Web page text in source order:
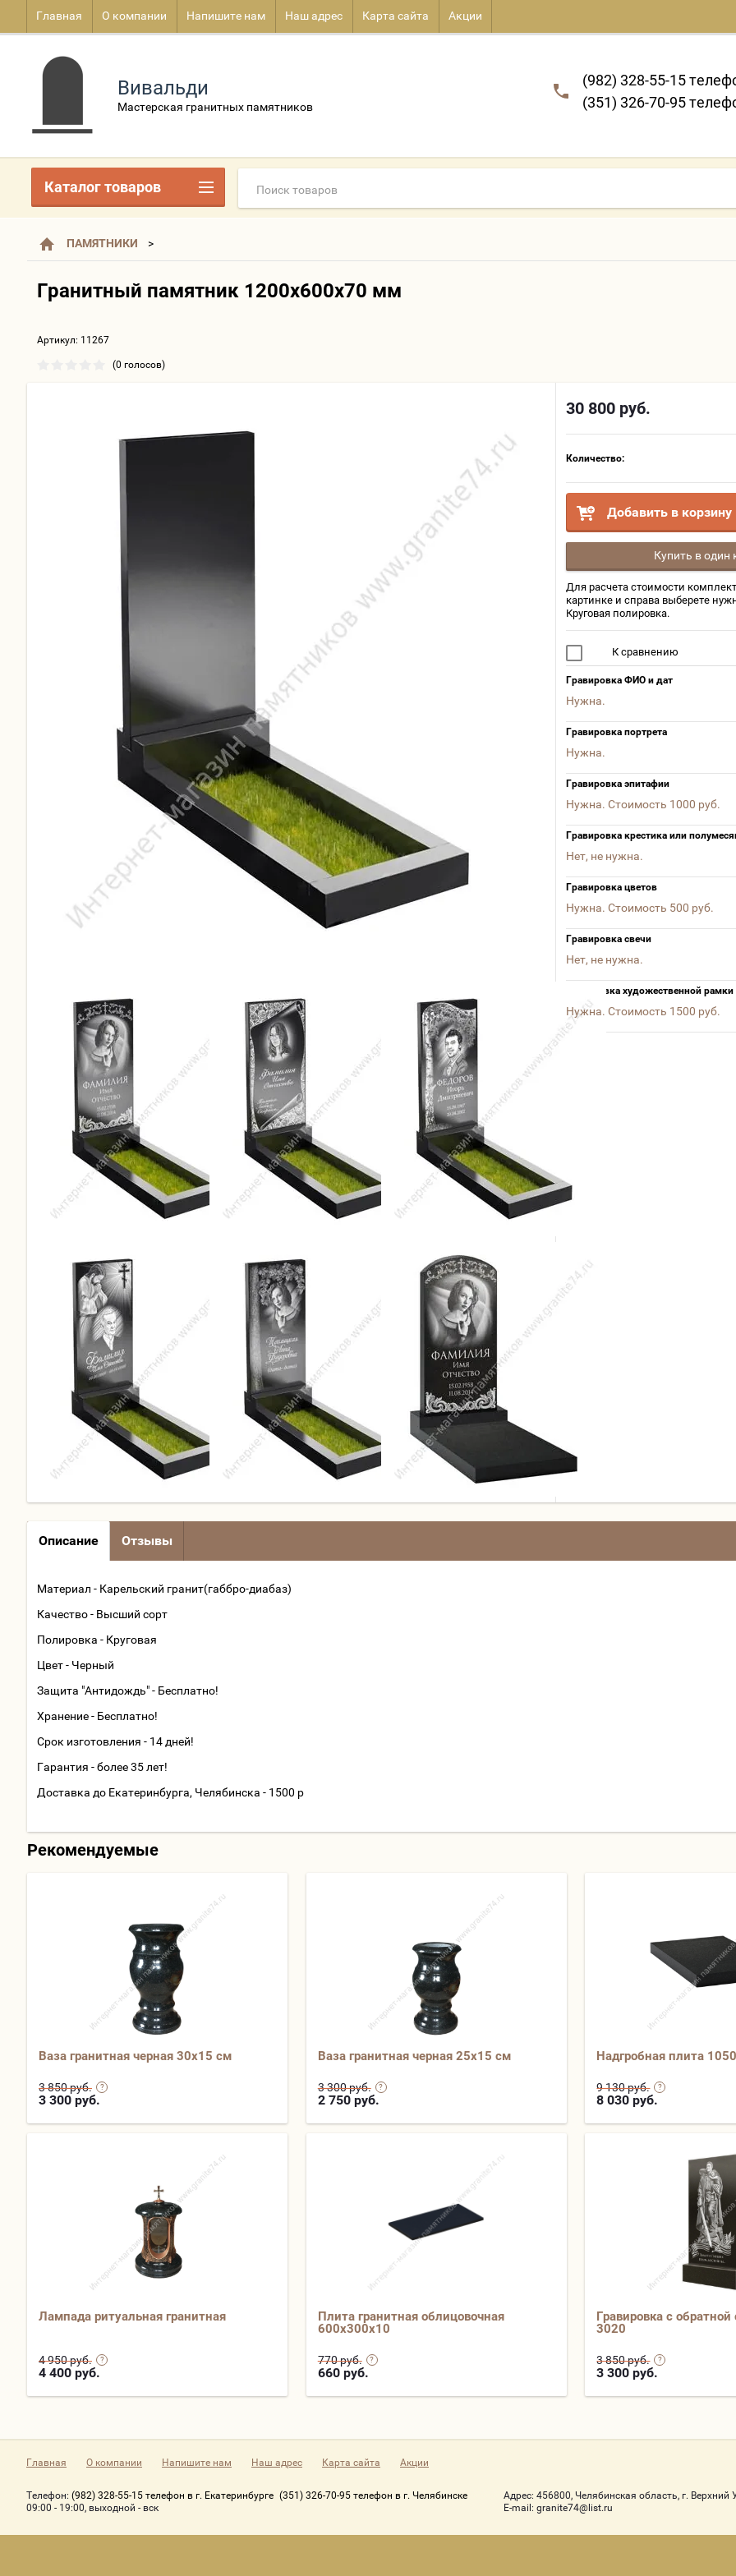
Главная О компании Напишите нам Наш адрес Карта сайта Акции
Вивальди
Мастерская гранитных памятников
(982) 328-55-15
(351) 326-70-95
ПАМЯТНИКИ
Гранитный памятник 1200х600х70 мм
Артикул: 11267
(0 голосов)
30 800 руб.
Количество:
Добавить в корзину
Купить в один
Для расчета стоимости
картинке и справа выберете
Круговая полировка.
К сравнению
Гравировка ФИО и дат
Нужна.
Гравировка портрета
Нужна.
Гравировка эпитафии
Нужна. Стоимость 1000 руб.
Гравировка крестика или
Нет, не нужна.
Гравировка цветов
Нужна. Стоимость 500 руб.
Гравировка свечи
Нет, не нужна.
гравировка художественной рамки
Нужна. Стоимость 1500 руб.
Описание Отзывы
Материал - Карельский гранит(габбро-диабаз)
Качество - Высший сорт
Полировка - Круговая
Цвет - Черный
Защита "Антидождь" - Бесплатно!
Хранение - Бесплатно!
Срок изготовления - 14 дней!
Гарантия - более 35 лет!
Доставка до Екатеринбурга, Челябинска - 1500 р
Рекомендуемые
Ваза гранитная черная 30х15 см
3 850 руб.
3 300 руб.
Ваза гранитная черная 25х15 см
3 300 руб.
2 750руб.
Надгробная плита
9 130 руб.
8 030 руб.
Лампада ритуальная гранитная
4 950 руб.
4 400 руб.
Плита гранитная облицовочная
600х300х10
770 руб.
660руб.
Гравировка с
3020
3 850 руб.
3 300 руб.
Каталог товаров
Главная О компании Напишите нам Наш адрес Карта сайта Акции
Телефон: (982) 328-55-15 телефон в г. Екатеринбурге (351) 326-70-95 телефон в г. Челябинске
09:00 - 19:00, выходной - вск
Адрес: 456800, Челябинская область, г. Верхний
Е-mail: granite74@list.ru